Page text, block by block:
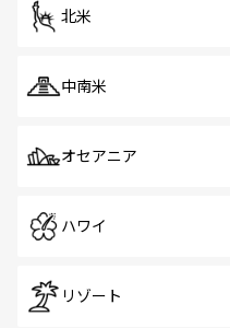
北米
中南米
オセアニア
ハワイ
リゾート